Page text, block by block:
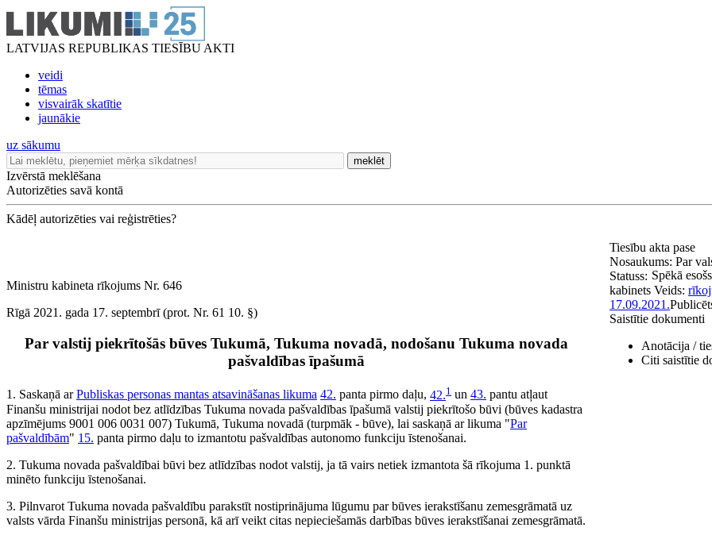
LATVIJAS REPUBLIKAS TIESĪBU AKTI
veidi
tēmas
visvairāk skatītie
jaunākie
uz sākumu
meklēt
Izvērstā meklēšana
Autorizēties savā kontā
Kādēļ autorizēties vai reģistrēties?
Ministru kabineta rīkojums Nr. 646
Rīgā 2021. gada 17. septembrī (prot. Nr. 61 10. §)
Par valstij piekrītošās būves Tukumā, Tukuma novadā, nodošanu Tukuma novada
pašvaldības īpašumā
1. Saskaņā arPubliskas personas mantas atsavināšanas likuma 42. panta pirmo daļu, 42.1 un 43. pantu atļaut
Finanšu ministrijai nodot bez atlīdzības Tukuma novada pašvaldības īpašumā valstij piekrītošo būvi (būves kadastra
apzīmējums 9001 006 0031 007) Tukumā, Tukuma novadā (turpmāk - būve), lai saskaņā ar likuma "Par
pašvaldībām" 15. panta pirmo daļu to izmantotu pašvaldības autonomo funkciju īstenošanai.
2. Tukuma novada pašvaldībai būvi bez atlīdzības nodot valstij, ja tā vairs netiek izmantota šā rīkojuma 1. punktā
minēto funkciju īstenošanai.
3. Pilnvarot Tukuma novada pašvaldību parakstīt nostiprinājuma lūgumu par būves ierakstīšanu zemesgrāmatā uz
valsts vārda Finanšu ministrijas personā, kā arī veikt citas nepieciešamās darbības būves ierakstīšanai zemesgrāmatā.
Tiesību akta pase
Nosaukums: Par
Statuss: Spēkā esošs
kabinets Veids:
17.09.2021.
Saistītie dokumenti
Anotācija /
Citi saistītie